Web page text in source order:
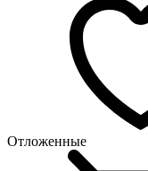
Отложенные